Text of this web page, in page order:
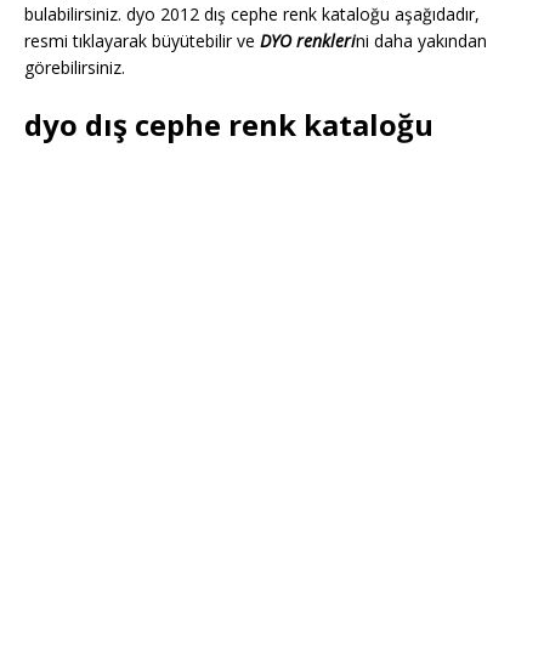
bulabilirsiniz. dyo 2012 dış cephe renk kataloğu aşağıdadır,
resmi tıklayarak büyütebilir ve DYO renklerini daha yakından
görebilirsiniz.
dyo dış cephe renk kataloğu